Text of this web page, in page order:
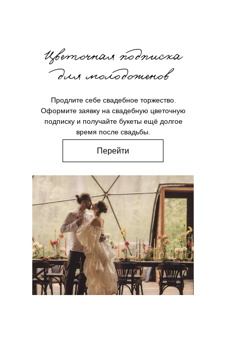
Цветочная подписка
для молодоженов
Продлите себе свадебное торжество.
Оформите заявку на свадебную цветочную
подписку и получайте букеты ещё долгое
время после свадьбы.
Перейти